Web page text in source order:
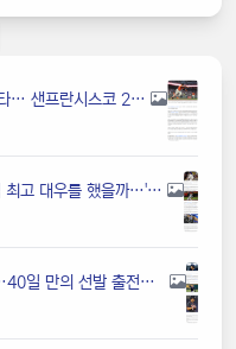
이정후, 2사 만루서 2타점 적시타… 샌프란시스코 2연패 탈출 견인
다저스는 왜 이런 투수에 974억 최고 대우를 했을까…'4G ERA 12.00' 초특급 마무리 또 무너졌다! WS 3연패 비상 걸리나
'0.067' 김하성 진짜 안 풀리네…40일 만의 선발 출전→2타수 무안타 침묵